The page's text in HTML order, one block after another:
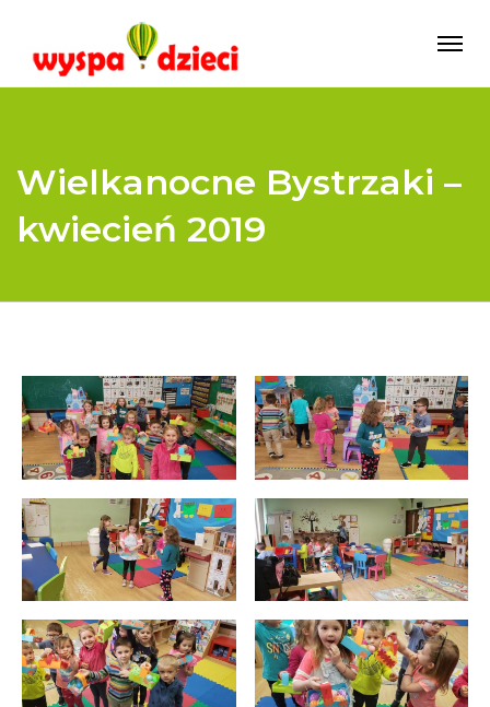
Wielkanocne Bystrzaki –
kwiecień 2019